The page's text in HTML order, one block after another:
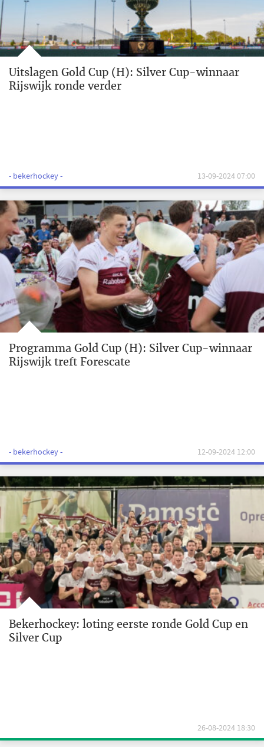
Uitslagen Gold Cup (H): Silver Cup-winnaar
Rijswijk ronde verder
- bekerhockey - 13-09-2024 07:00
Programma Gold Cup (H): Silver Cup-winnaar
Rijswijk treft Forescate
- bekerhockey - 12-09-2024 12:00
Bekerhockey: loting eerste ronde Gold Cup en
Silver Cup
26-08-2024 18:30